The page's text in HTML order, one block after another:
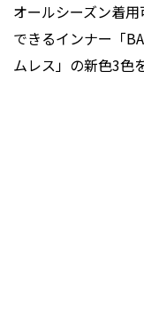
オールシーズン着
できるインナー「
ムレス」の新色3色